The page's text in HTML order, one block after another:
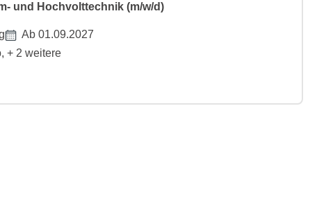
und Hochvolttechnik (m/w/d)
Ab 01.09.2027
+ 2 weitere